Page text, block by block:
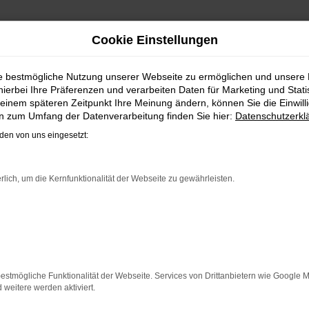
/ REIMPORT |
T-CROSS EU-NEUWAGEN FÜR
Fahrten durch Braunschweig auf dem neuesten
vor allem in der aktuellen Generation in den
kaufen, profitieren Sie gleich mehrfach. So
hinaus sichern Sie sich bei jedem Kauf einen
sind bei uns auch im Leasing zu haben und
ist ein Fehler aufgetreten.
Cookie Einstellungen
bestmögliche Nutzung unserer Webseite zu ermöglichen und unsere
Ihre Präferenzen und verarbeiten Daten für Marketing und
späteren Zeitpunkt Ihre Meinung ändern, können Sie die
zum Umfang der Datenverarbeitung finden Sie hier:
von uns eingesetzt:
um die Kernfunktionalität der Webseite zu gewährleisten.
Funktionalität der Webseite. Services von Drittanbietern wie Google
weitere werden aktiviert.